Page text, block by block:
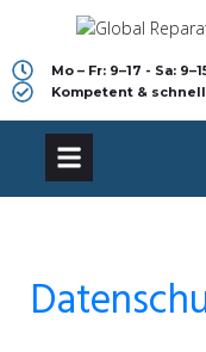
Mo – Fr: 9–17 - Sa:
Kompetent & schnell